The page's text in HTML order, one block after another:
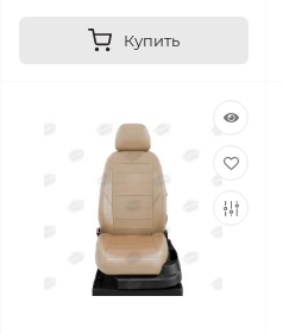
Купить